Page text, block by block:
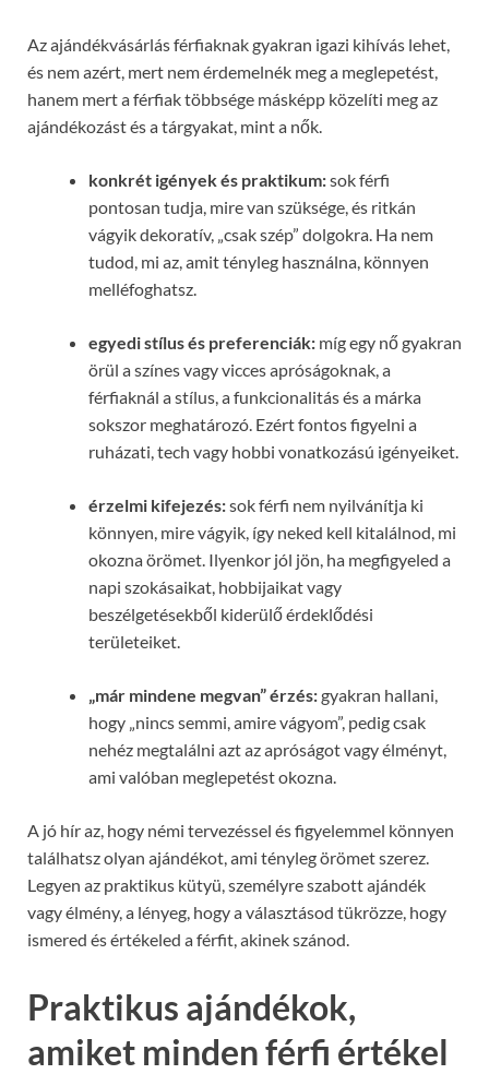
Az ajándékvásárlás férfiaknak gyakran igazi kihívás lehet,
és nem azért, mert nem érdemelnék meg a meglepetést,
hanem mert a férfiak többsége másképp közelíti meg az
ajándékozást és a tárgyakat, mint a nők.
konkrét igények és praktikum:sok férfi
pontosan tudja, mire van szüksége, és ritkán
vágyik dekoratív, „csak szép” dolgokra. Ha nem
tudod, mi az, amit tényleg használna, könnyen
melléfoghatsz.
egyedi stílus és preferenciák: míg egy nő gyakran
örül a színes vagy vicces apróságoknak, a
férfiaknál a stílus, a funkcionalitás és a márka
sokszor meghatározó. Ezért fontos figyelni a
ruházati, tech vagy hobbi vonatkozású igényeiket.
érzelmi kifejezés:sok férfi nem nyilvánítja ki
könnyen, mire vágyik, így neked kell kitalálnod, mi
okozna örömet. Ilyenkor jól jön, ha megfigyeled a
napi szokásaikat, hobbijaikat vagy
beszélgetésekből kiderülő érdeklődési
területeiket.
„már mindene megvan” érzés:gyakran hallani,
hogy „nincs semmi, amire vágyom”, pedig csak
nehéz megtalálni azt az apróságot vagy élményt,
ami valóban meglepetést okozna.
A jó hír az, hogy némi tervezéssel és figyelemmel könnyen
találhatsz olyan ajándékot, ami tényleg örömet szerez.
Legyen az praktikus kütyü, személyre szabott ajándék
vagy élmény, a lényeg, hogy a választásod tükrözze, hogy
ismered és értékeled a férfit, akinek szánod.
Praktikus ajándékok,
amiket minden férfi értékel